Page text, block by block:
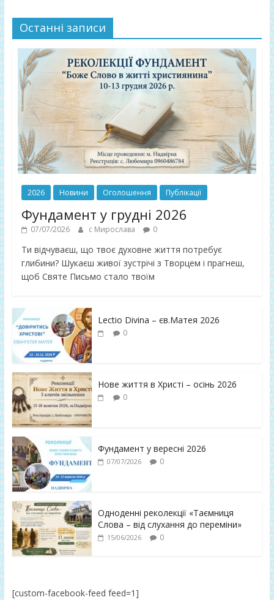
Останні записи
2026 Новини Оголошення Публікації
Фундамент у грудні 2026
07/07/2026 с Мирослава 0
Ти відчуваєш, що твоє духовне життя потребує
глибини? Шукаєш живої зустрічі з Творцем і прагнеш,
щоб Святе Письмо стало твоїм
Lectio Divina – єв.Матея 2026
0
Нове життя в Христі – осінь 2026
0
Фундамент у вересні 2026
07/07/2026 0
Одноденні реколекції «Таємниця
Слова – від слухання до переміни»
15/06/2026 0
[custom-facebook-feed feed=1]